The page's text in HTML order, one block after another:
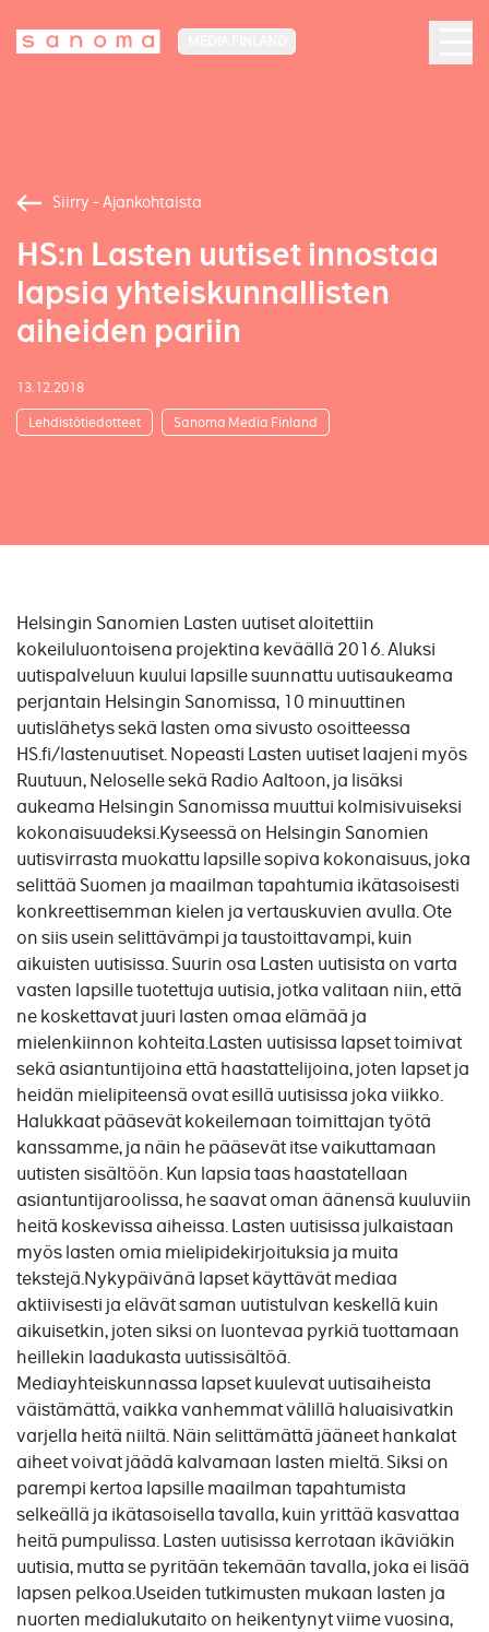
Siirry - Ajankohtaista
HS:n Lasten uutiset innostaa
lapsia yhteiskunnallisten
aiheiden pariin
13.12.2018
Lehdistötiedotteet Sanoma Media Finland
Helsingin Sanomien Lasten uutiset aloitettiin
kokeiluluontoisena projektina keväällä 2016. Aluksi
uutispalveluun kuului lapsille suunnattu uutisaukeama
perjantain Helsingin Sanomissa, 10 minuuttinen
uutislähetys sekä lasten oma sivusto osoitteessa
HS.fi/lastenuutiset. Nopeasti Lasten uutiset laajeni myös
Ruutuun, Neloselle sekä Radio Aaltoon, ja lisäksi
aukeama Helsingin Sanomissa muuttui kolmisivuiseksi
kokonaisuudeksi.Kyseessä on Helsingin Sanomien
uutisvirrasta muokattu lapsille sopiva kokonaisuus, joka
selittää Suomen ja maailman tapahtumia ikätasoisesti
konkreettisemman kielen ja vertauskuvien avulla. Ote
on siis usein selittävämpi ja taustoittavampi, kuin
aikuisten uutisissa. Suurin osa Lasten uutisista on varta
vasten lapsille tuotettuja uutisia, jotka valitaan niin, että
ne koskettavat juuri lasten omaa elämää ja
mielenkiinnon kohteita.Lasten uutisissa lapset toimivat
sekä asiantuntijoina että haastattelijoina, joten lapset ja
heidän mielipiteensä ovat esillä uutisissa joka viikko.
Halukkaat pääsevät kokeilemaan toimittajan työtä
kanssamme, ja näin he pääsevät itse vaikuttamaan
uutisten sisältöön. Kun lapsia taas haastatellaan
asiantuntijaroolissa, he saavat oman äänensä kuuluviin
heitä koskevissa aiheissa. Lasten uutisissa julkaistaan
myös lasten omia mielipidekirjoituksia ja muita
tekstejä.Nykypäivänä lapset käyttävät mediaa
aktiivisesti ja elävät saman uutistulvan keskellä kuin
aikuisetkin, joten siksi on luontevaa pyrkiä tuottamaan
heillekin laadukasta uutissisältöä.
Mediayhteiskunnassa lapset kuulevat uutisaiheista
väistämättä, vaikka vanhemmat välillä haluaisivatkin
varjella heitä niiltä. Näin selittämättä jääneet hankalat
aiheet voivat jäädä kalvamaan lasten mieltä. Siksi on
parempi kertoa lapsille maailman tapahtumista
selkeällä ja ikätasoisella tavalla, kuin yrittää kasvattaa
heitä pumpulissa. Lasten uutisissa kerrotaan ikäviäkin
uutisia, mutta se pyritään tekemään tavalla, joka ei lisää
lapsen pelkoa.Useiden tutkimusten mukaan lasten ja
nuorten medialukutaito on heikentynyt viime vuosina,